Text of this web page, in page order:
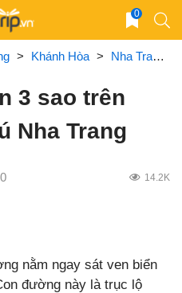
0
> Khánh Hòa > Nha Trang
3 sao trên
Nha Trang
14.2K
nằm ngay sát ven biển
đường này là trục lộ